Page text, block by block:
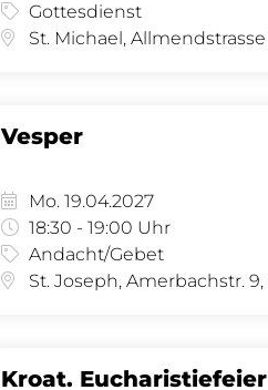
Gottesdienst
Vesper
Mo. 19.04.2027
18:30 - 19:00 Uhr
Andacht/Gebet
Kroat. Eucharistiefeier